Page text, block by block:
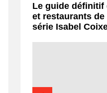
Le guide définitif
et restaurants
série Isabel